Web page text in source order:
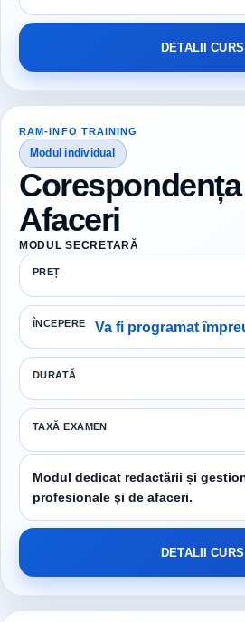
DETALII CURS
RAM-INFO TRAINING
Modul individual
Afaceri
MODUL SECRETARĂ
PREȚ
ÎNCEPERE Va fi programat
DURATĂ
TAXĂ EXAMEN
Modul dedicat redactării și
profesionale și de afaceri.
DETALII CURS